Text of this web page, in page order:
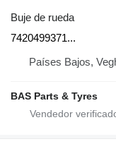
Buje de rueda
7420499371...
Países Bajos,
BAS Parts & Tyres